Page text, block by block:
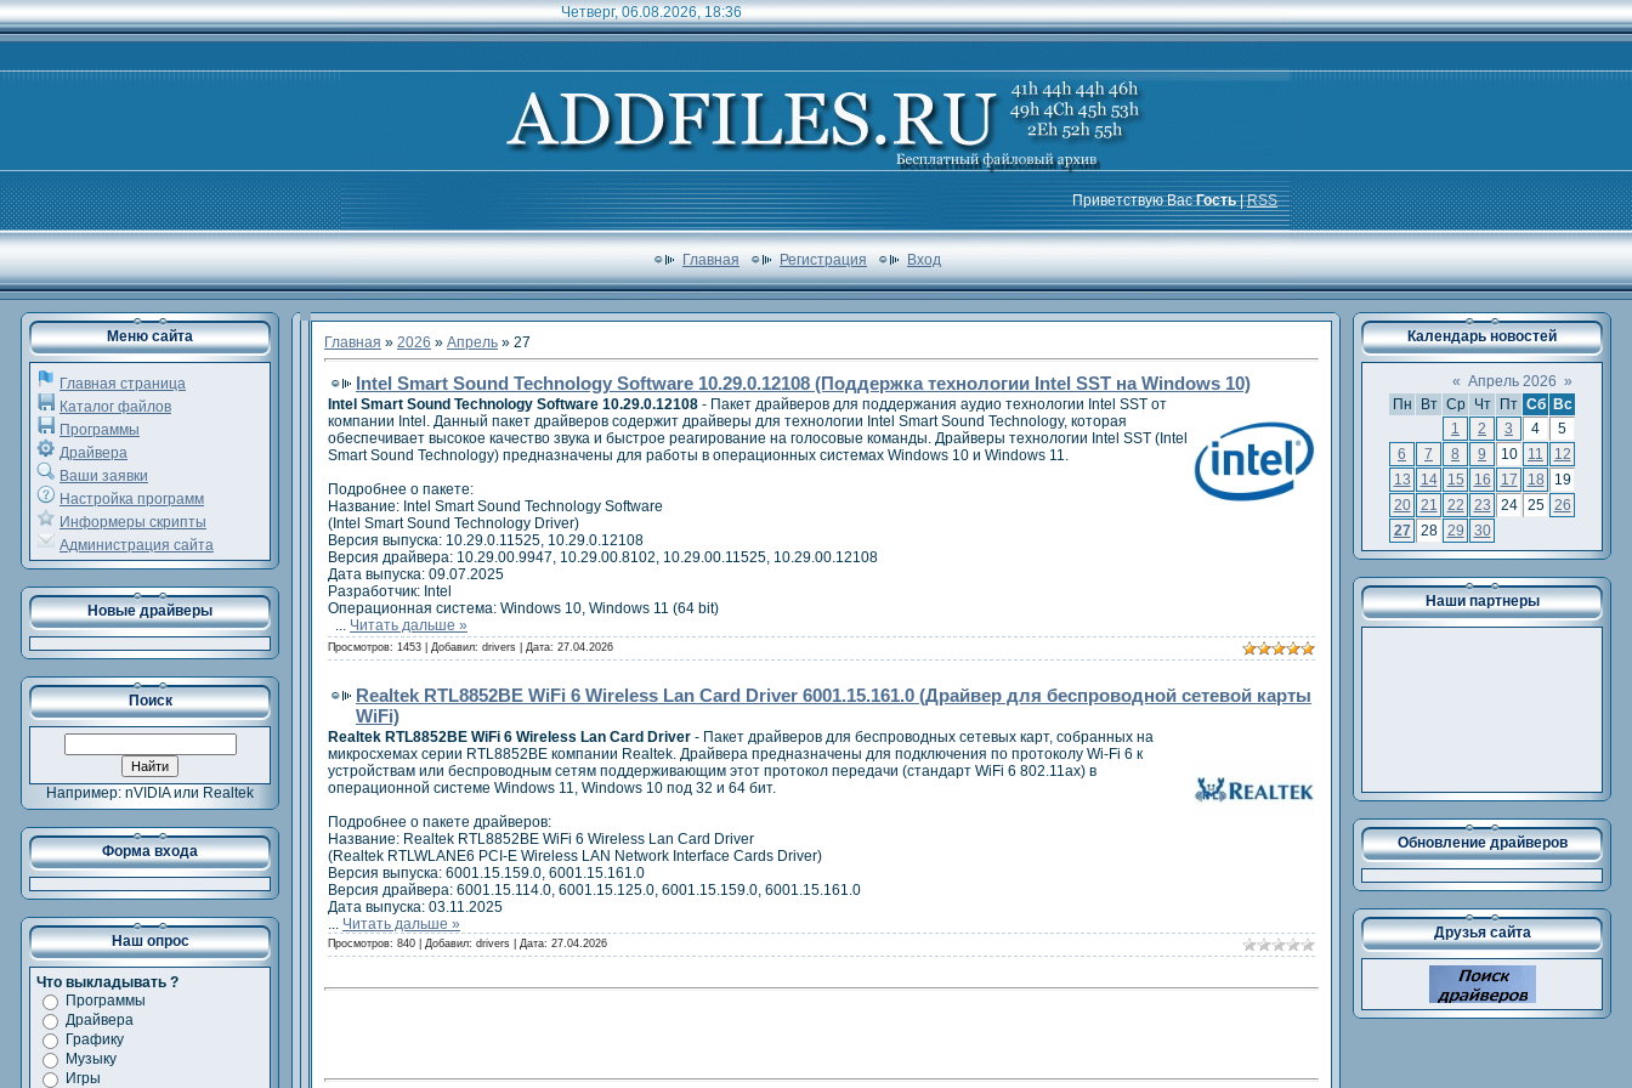
Четверг, 06.08.2026, 18:36
Приветствую ВасГость|RSS
Главная Регистрация Вход
Меню сайта
Главная страница
Каталог файлов
Программы
Драйвера
Ваши заявки
Настройка программ
Информеры скрипты
Администрация сайта
Новые драйверы
Поиск
Например: nVIDIA или Realtek
Форма входа
Наш опрос
Что выкладывать ?
Программы
Драйвера
Графику
Музыку
Игры
Главная » 2026 » Апрель » 27
Intel Smart Sound Technology Software 10.29.0.12108 (Поддержка технологии Intel SST на Windows 10)
Intel Smart Sound Technology Software 10.29.0.12108 - Пакет драйверов для поддержания аудио технологии Intel SST от
компании Intel. Данный пакет драйверов содержит драйверы для технологии Intel Smart Sound Technology, которая
обеспечивает высокое качество звука и быстрое реагирование на голосовые команды. Драйверы технологии Intel SST (Intel
Smart Sound Technology) предназначены для работы в операционных системах Windows 10 и Windows 11.
Подробнее о пакете:
Название: Intel Smart Sound Technology Software
(Intel Smart Sound Technology Driver)
Версия выпуска: 10.29.0.11525, 10.29.0.12108
Версия драйвера: 10.29.00.9947, 10.29.00.8102, 10.29.00.11525, 10.29.00.12108
Дата выпуска: 09.07.2025
Разработчик: Intel
Операционная система: Windows 10, Windows 11 (64 bit)
... Читать дальше »
Просмотров: 1453 Добавил: drivers Дата: 27.04.2026
Realtek RTL8852BE WiFi 6 Wireless Lan Card Driver 6001.15.161.0 (Драйвер для беспроводной сетевой карты
WiFi)
Realtek RTL8852BE WiFi 6 Wireless Lan Card Driver - Пакет драйверов для беспроводных сетевых карт, собранных на
микросхемах серии RTL8852BE компании Realtek. Драйвера предназначены для подключения по протоколу Wi-Fi 6 к
устройствам или беспроводным сетям поддерживающим этот протокол передачи (стандарт WiFi 6 802.11ax) в
операционной системе Windows 11, Windows 10 под 32 и 64 бит.
Подробнее о пакете драйверов:
Название: Realtek RTL8852BE WiFi 6 Wireless Lan Card Driver
(Realtek RTLWLANE6 PCI-E Wireless LAN Network Interface Cards Driver)
Версия выпуска: 6001.15.159.0, 6001.15.161.0
Версия драйвера: 6001.15.114.0, 6001.15.125.0, 6001.15.159.0, 6001.15.161.0
Дата выпуска: 03.11.2025
... Читать дальше »
Просмотров: 840 Добавил: drivers Дата: 27.04.2026
Календарь новостей
« Апрель 2026 »
Пн
Вт Ср Чт Пт Сб
Вс
1
2 3 4
5
6
7 8 9 10 11
12
13
14 15 16 17 18
19
20
21 22 23 24 25
26
27
28 29 30
Наши партнеры
Обновление драйверов
Друзья сайта